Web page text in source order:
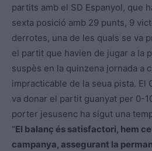
partits amb el SD Espanyol, que
sexta posició amb 29 punts, 9
derrotes, una de les quals se va
el partit que havien de jugar a la
suspès en la quinzena jornada a
impracticable de la seua pista. El
va donar el partit guanyat per 0-
porter jesusenc ha sigut una
“El balanç és satisfactori, hem
campanya, assegurant la